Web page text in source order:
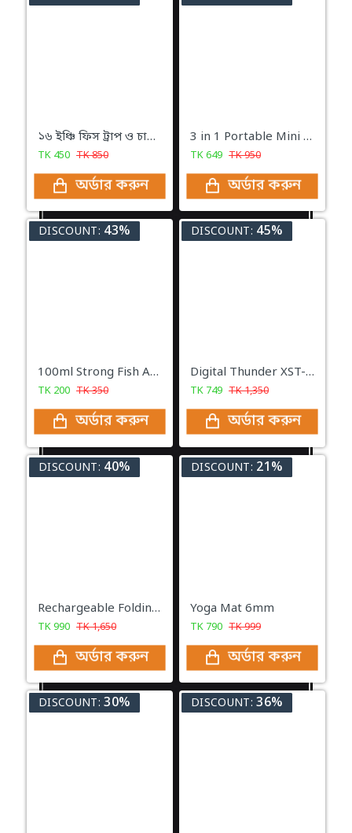
১৬ ইঞ্চি ফিস ট্রাপ ও চায়না 100ml লিকুইড
TK 450 TK850
অর্ডার করুন
3 in 1 Portable Mini Rechargeable flashlight with lighter key Ring
TK649 TK950
অর্ডার করুন
DISCOUNT: 43%
100ml Strong Fish Attractant Concentrated Red Worm Liquid Fish Bait Additive
TK 200 TK350
অর্ডার করুন
DISCOUNT: 45%
Digital Thunder XST-836 USB Rechargeable FlashLight - অন্ধকারকে আলোতে পরিণত করুন!
TK 749 TK1,350
অর্ডার করুন
DISCOUNT: 40%
Rechargeable Folding Fan LR-2018
TK990 TK1,650
অর্ডার করুন
DISCOUNT: 21%
Yoga Mat 6mm
TK 790 TK999
অর্ডার করুন
DISCOUNT: 30% DISCOUNT: 36%